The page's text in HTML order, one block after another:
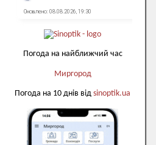
Погода на найближчий час
Миргород
Погода на 10 днів від sinoptik.ua